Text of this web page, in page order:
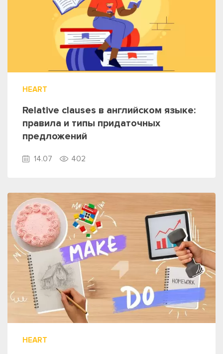
HEART
Relative clauses в английском языке:
правила и типы придаточных
предложений
14.07 402
HEART